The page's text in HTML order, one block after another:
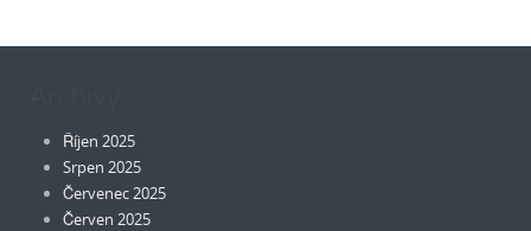
Říjen 2025
Srpen 2025
Červenec 2025
Červen 2025